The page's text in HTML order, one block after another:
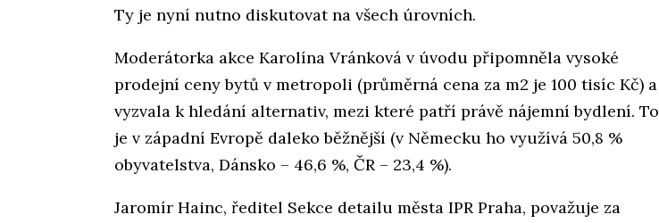
Ty je nyní nutno diskutovat na všech úrovních.
Moderátorka akce Karolína Vránková v úvodu připomněla vysoké
prodejní ceny bytů v metropoli (průměrná cena za m2 je 100 tisíc Kč) a
vyzvala k hledání alternativ, mezi které patří právě nájemní bydlení. To
je v západní Evropě daleko běžnější (v Německu ho využívá 50,8 %
obyvatelstva, Dánsko – 46,6 %, ČR – 23,4 %).
Jaromír Hainc, ředitel Sekce detailu města IPR Praha, považuje za